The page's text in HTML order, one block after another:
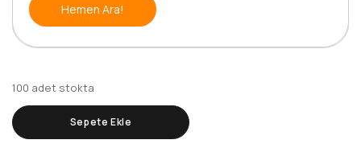
Hemen Ara!
100 adet stokta
Sepete Ekle